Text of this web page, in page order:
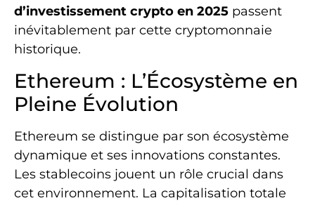
d’investissement crypto en 2025 passent
inévitablement par cette cryptomonnaie
historique.
Ethereum : L’Écosystème en
Pleine Évolution
Ethereum se distingue par son écosystème
dynamique et ses innovations constantes.
Les stablecoins jouent un rôle crucial dans
cet environnement. La capitalisation totale